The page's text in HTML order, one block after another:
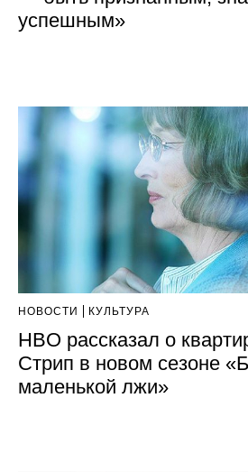
успешным»
НОВОСТИ КУЛЬТУРА
HBO рассказал о
Стрип в новом сезоне
маленькой лжи»